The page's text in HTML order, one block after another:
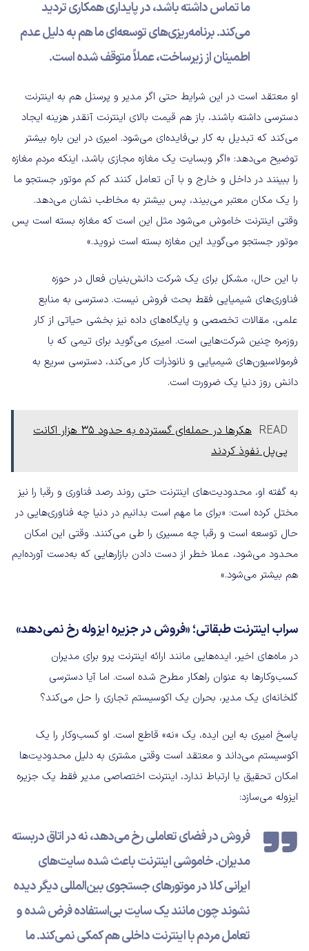
ما تماس داشته باشد، در پایداری همکاری تردید
می‌کند. برنامه‌ریزی‌های توسعه‌ای ما هم به دلیل عدم
اطمینان از زیرساخت، عملاً متوقف شده است.
او معتقد است در این شرایط حتی اگر مدیر و پرسنل هم به اینترنت
دسترسی داشته باشند، باز هم قیمت بالای اینترنت آنقدر هزینه ایجاد
می‌کند که تبدیل به کار بی‌فایده‌ای می‌شود. امیری در این باره بیشتر
توضیح می‌دهد: «اگر وبسایت یک مغازه مجازی باشد، اینکه مردم مغازه
را ببینند در داخل و خارج و با آن تعامل کنند کم کم موتور جستجو ما
را یک مکان معتبر می‌بیند، پس بیشتر به مخاطب نشان می‌‌دهد.
وقتی اینترنت خاموش می‌شود مثل این است که مغازه بسته است پس
موتور جستجو می‌گوید این مغازه بسته است نروید.»
با این حال، مشکل برای یک شرکت دانش‌بنیان فعال در حوزه
فناوری‌های شیمیایی فقط بحث فروش نیست. دسترسی به منابع
علمی، مقالات تخصصی و پایگاه‌های داده نیز بخشی حیاتی از کار
روزمره چنین شرکت‌هایی است. امیری می‌گوید برای تیمی که با
فرمولاسیون‌های شیمیایی و نانوذرات کار می‌کند، دسترسی سریع به
دانش روز دنیا یک ضرورت است.
READ
هکرها در حمله‌ای گسترده به حدود 35 هزار اکانت
پی‌پل نفوذ کردند
به گفته او، محدودیت‌های اینترنت حتی روند رصد فناوری و رقبا را نیز
مختل کرده است: «برای ما مهم است بدانیم در دنیا چه فناوری‌هایی در
حال توسعه است و رقبا چه مسیری را طی می‌کنند. وقتی این امکان
محدود می‌شود، عملا خطر از دست دادن بازارهایی که به‌دست آورده‌ایم
هم بیشتر می‌شود.»
سراب اینترنت طبقاتی؛ «فروش در جزیره ایزوله رخ نمی‌دهد»
در ماه‌های اخیر، ایده‌هایی مانند ارائه اینترنت پرو برای مدیران
کسب‌وکارها به عنوان راهکار مطرح شده است. اما آیا دسترسی
گلخانه‌ای یک مدیر، بحران یک اکوسیستم تجاری را حل می‌کند؟
پاسخ امیری به این ایده، یک «نه» قاطع است. او کسب‌وکار را یک
اکوسیستم می‌داند و معتقد است وقتی مشتری به دلیل محدودیت‌ها
امکان تحقیق یا ارتباط ندارد، اینترنت اختصاصی مدیر فقط یک جزیره
ایزوله می‌سازد:
فروش در فضای تعاملی رخ می‌دهد، نه در اتاق دربسته
مدیران. خاموشی اینترنت باعث شده سایت‌های
ایرانی کلا در موتورهای جستجوی بین‌المللی دیگر دیده
نشوند چون مانند یک سایت بی‌استفاده فرض شده و
تعامل مردم با اینترنت داخلی هم کمکی نمی‌کند. ما